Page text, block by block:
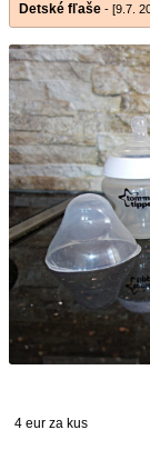
Detské fľaše - [9.7.
4 eur za kus